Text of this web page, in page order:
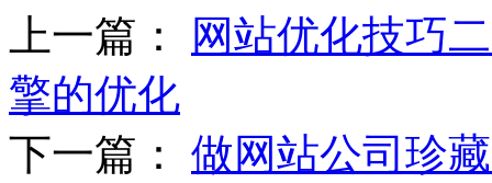
上一篇：
网站优化技巧
擎的优化
下一篇： 做网站公司珍